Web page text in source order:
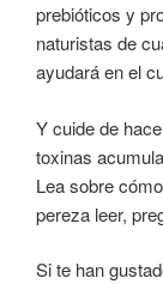
prebióticos y
naturistas de
ayudará en el
Y cuide de
toxinas
Lea sobre
pereza leer,
Si te han